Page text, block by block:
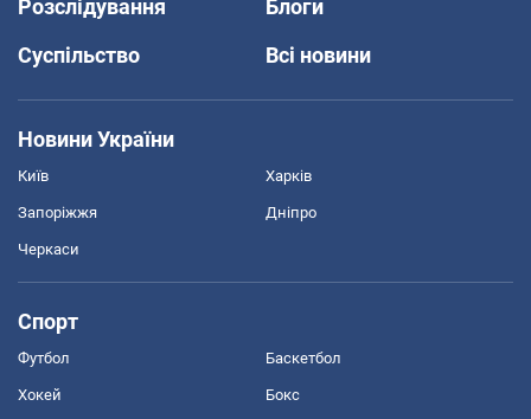
Розслідування
Блоги
Суспільство
Всі новини
Новини України
Київ Харків
Запоріжжя Дніпро
Черкаси
Спорт
Футбол Баскетбол
Хокей Бокс